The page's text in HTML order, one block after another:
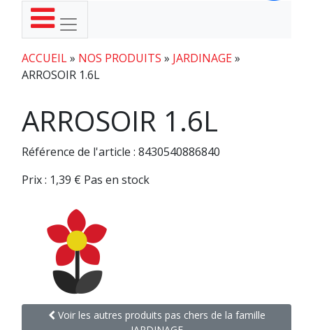
ACCUEIL» NOS PRODUITS » JARDINAGE»
ARROSOIR 1.6L
ARROSOIR 1.6L
Référence de l'article : 8430540886840
Prix : 1,39 € Pas en stock
Voir les autres produits pas chers de la famille